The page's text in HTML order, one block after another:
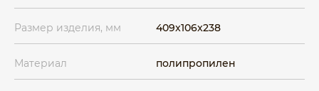
Размер изделия, мм 409x106x238
Материал полипропилен